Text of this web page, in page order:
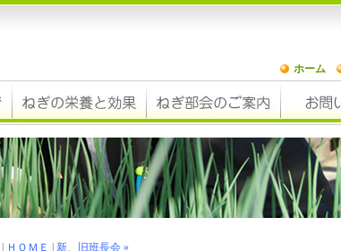
ホーム
ＨＯＭＥ 新、旧班長会 »